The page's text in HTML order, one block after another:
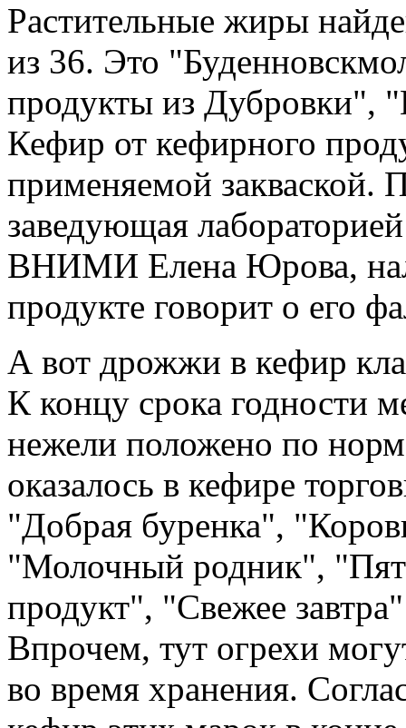
Растительные жиры
из 36. Это
продукты из Дубровки",
Кефир от кефирного
применяемой закваской.
заведующая
ВНИМИ Елена Юрова,
продукте говорит о его
А вот дрожжи в кефир
К концу срока годности
нежели положено по
оказалось в кефире
"Добрая буренка",
"Молочный родник",
продукт", "Свежее
Впрочем, тут огрехи
во время хранения.